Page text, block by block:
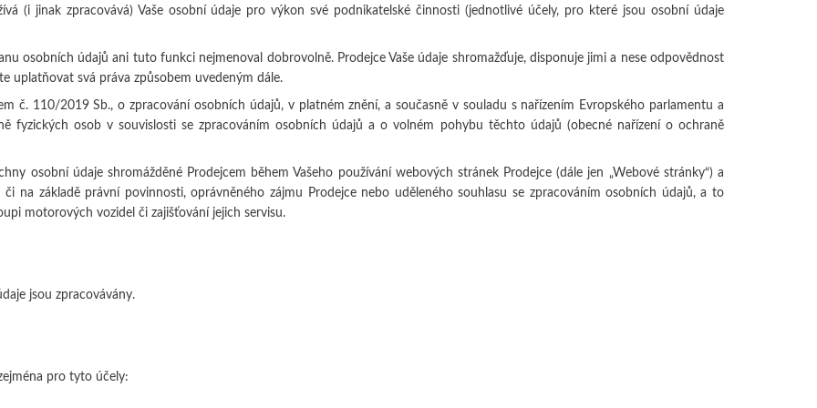
(i jinak zpracovává) Vaše osobní údaje pro výkon své podnikatelské činnosti (jednotlivé účely, pro které jsou osobní údaje
osobních údajů ani tuto funkci nejmenoval dobrovolně. Prodejce Vaše údaje shromažďuje, disponuje jimi a nese odpovědnost
uplatňovat svá práva způsobem uvedeným dále.
č. 110/2019 Sb., o zpracování osobních údajů, v platném znění, a současně v souladu s nařízením Evropského parlamentu a
fyzických osob v souvislosti se zpracováním osobních údajů a o volném pohybu těchto údajů (obecné nařízení o ochraně
osobní údaje shromážděné Prodejcem během Vašeho používání webových stránek Prodejce (dále jen „Webové stránky“) a
na základě právní povinnosti, oprávněného zájmu Prodejce nebo uděleného souhlasu se zpracováním osobních údajů, a to
motorových vozidel či zajišťování jejich servisu.
jsou zpracovávány.
pro tyto účely: